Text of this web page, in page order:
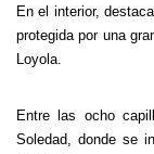
En el interior,
protegida por una
Loyola.
Entre las ocho
Soledad, donde se